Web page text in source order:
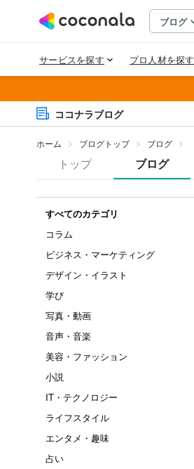
ココナラブログ
ホーム ブログトップ ブログ
トップ ブログ
すべてのカテゴリ
コラム
ビジネス・マーケティング
デザイン・イラスト
学び
写真・動画
音声・音楽
美容・ファッション
小説
IT・テクノロジー
ライフスタイル
エンタメ・趣味
占い